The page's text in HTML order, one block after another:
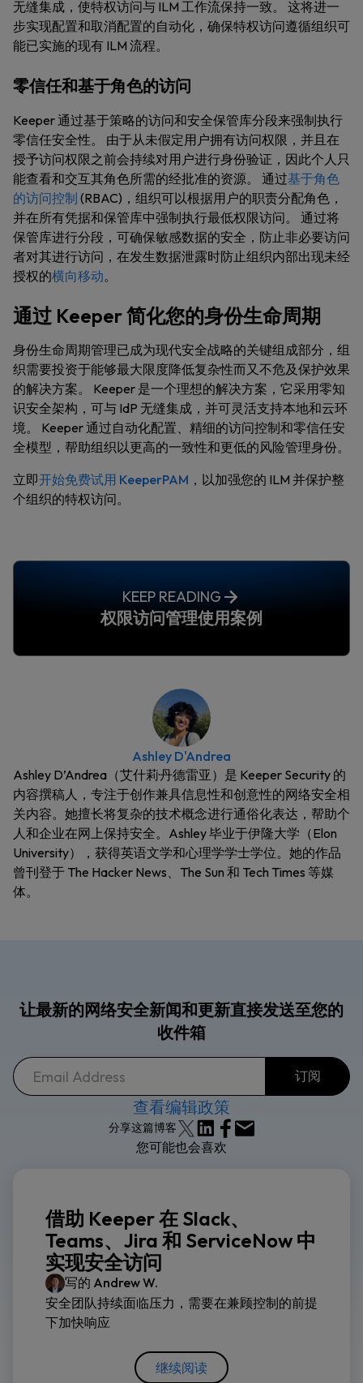
无缝集成，使特权访问与 ILM 工作流保持一致。 这将进一
步实现配置和取消配置的自动化，确保特权访问遵循组织可
能已实施的现有 ILM 流程。
零信任和基于角色的访问
Keeper 通过基于策略的访问和安全保管库分段来强制执行
零信任安全性。 由于从未假定用户拥有访问权限，并且在
授予访问权限之前会持续对用户进行身份验证，因此个人只
能查看和交互其角色所需的经批准的资源。 通过基于角色
的访问控制 (RBAC)，组织可以根据用户的职责分配角色，
并在所有凭据和保管库中强制执行最低权限访问。 通过将
保管库进行分段，可确保敏感数据的安全，防止非必要访问
者对其进行访问，在发生数据泄露时防止组织内部出现未经
授权的横向移动。
通过 Keeper 简化您的身份生命周期
身份生命周期管理已成为现代安全战略的关键组成部分，组
织需要投资于能够最大限度降低复杂性而又不危及保护效果
的解决方案。 Keeper 是一个理想的解决方案，它采用零知
识安全架构，可与 IdP 无缝集成，并可灵活支持本地和云环
境。 Keeper 通过自动化配置、精细的访问控制和零信任安
全模型，帮助组织以更高的一致性和更低的风险管理身份。
立即开始免费试用 KeeperPAM ，以加强您的 ILM 并保护整
个组织的特权访问。
KEEP READING
权限访问管理使用案例
Ashley D'Andrea
Ashley D’Andrea（艾什莉·丹德雷亚）是 Keeper Security 的
内容撰稿人，专注于创作兼具信息性和创意性的网络安全相
关内容。她擅长将复杂的技术概念进行通俗化表达，帮助个
人和企业在网上保持安全。Ashley 毕业于伊隆大学（Elon
University），获得英语文学和心理学学士学位。她的作品
曾刊登于 The Hacker News、The Sun 和 Tech Times 等媒
体。
让最新的网络安全新闻和更新直接发送至您的
收件箱
查看编辑政策
分享这篇博客
您可能也会喜欢
借助 Keeper 在 Slack、
Teams、Jira 和 ServiceNow 中
实现安全访问
写的 Andrew W.
安全团队持续面临压力，需要在兼顾控制的前提
下加快响应
继续阅读